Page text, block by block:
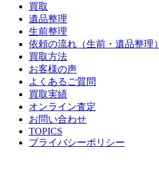
買取
遺品整理
生前整理
依頼の流れ（生前・遺品整理）
買取方法
お客様の声
よくあるご質問
買取実績
オンライン査定
お問い合わせ
TOPICS
プライバシーポリシー